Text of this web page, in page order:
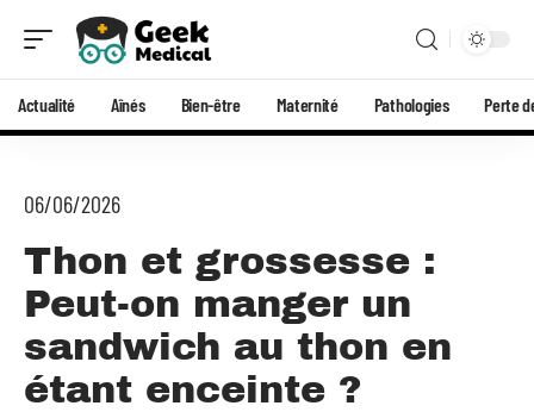
Actualité Aînés Bien-être Maternité Pathologies Perte
06/06/2026
Thon et grossesse :
Peut-on manger un
sandwich au thon en
étant enceinte ?